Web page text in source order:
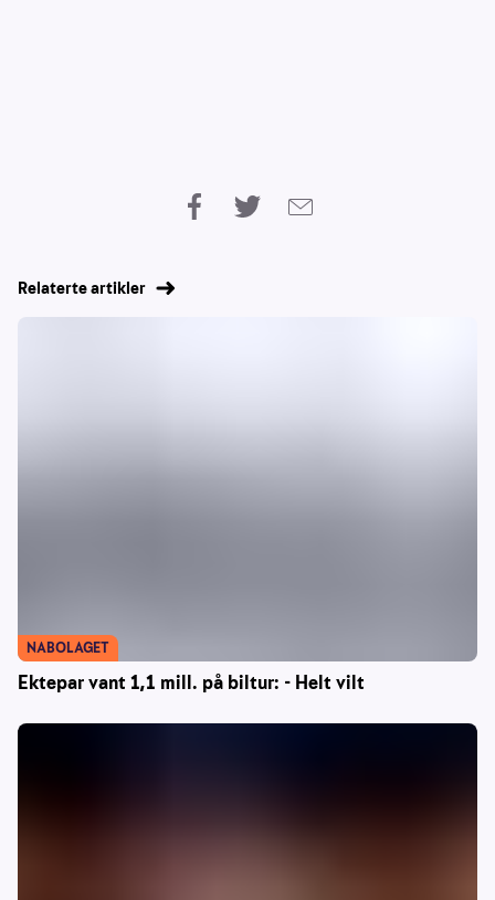
Relaterte artikler
Ektepar vant 1,1 mill. på biltur: - Helt vilt
NABOLAGET